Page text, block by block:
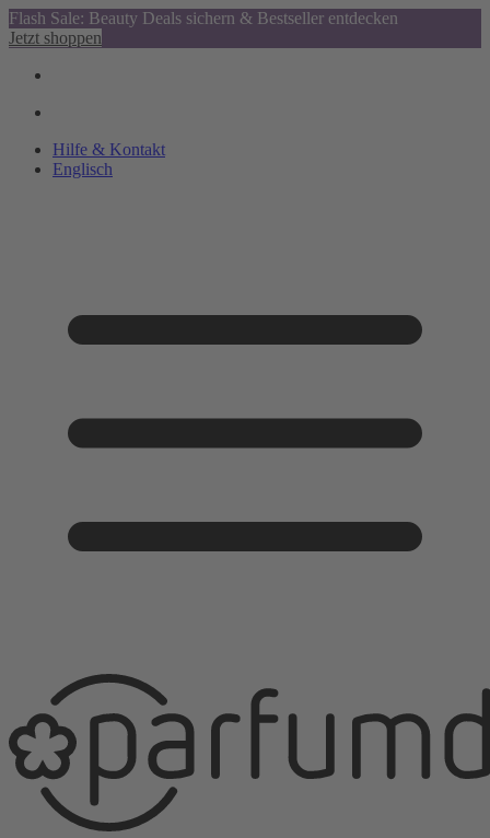
Flash Sale: Beauty Deals sichern & Bestseller entdecken
Jetzt shoppen
Hilfe & Kontakt
Englisch